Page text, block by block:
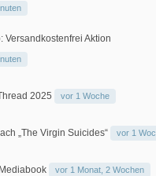
Versandkostenfrei Aktion
2025 vor 1 Woche
„The Virgin Suicides“ vor 1
vor 1 Monat, 2 Wochen